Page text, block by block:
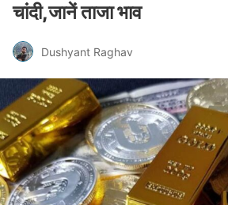
चांदी,जानें ताजा भाव
Dushyant Raghav